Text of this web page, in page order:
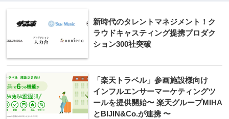
新時代のタレントマネジメント！ク
ラウドキャスティング提携プロダク
ション300社突破
「楽天トラベル」参画施設様向け
インフルエンサーマーケティングツ
ールを提供開始〜 楽天グループMIHA
とBIJIN&Co.が連携 〜